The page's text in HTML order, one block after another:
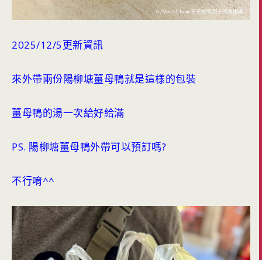
2025/12/5更新資訊
來外帶兩份陽柳塘薑母鴨就是這樣的包裝
薑母鴨的湯一次給好給滿
PS. 陽柳塘薑母鴨外帶可以預訂嗎?
不行唷^^